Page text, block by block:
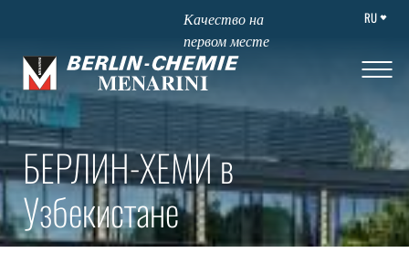
Качество на
первом месте
RU
БЕРЛИН-ХЕМИ в
Узбекистане